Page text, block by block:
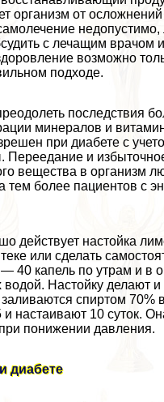
организм от осложнений
с лечащим врачом
возможно
подходе.
последствия
минералов и
при диабете с
Переедание и
вещества в организм
тем более пациентов с
действует настойка
или сделать
40 капель по утрам и в
водой. Настойку делают
спиртом 70% в
настаивают 10 суток.
понижении давления.
диабете